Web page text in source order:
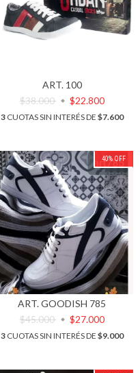
ART. 100
$38.000
$22.800
3CUOTAS SIN INTERÉS DE $7.600
40% OFF
ART. GOODISH 785
$45.000
$27.000
3CUOTAS SIN INTERÉS DE $9.000